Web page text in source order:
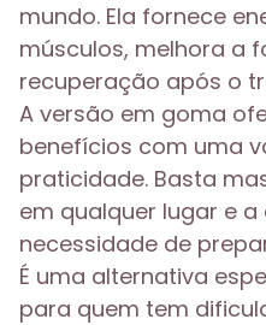
mundo. Ela fornece
músculos, melhora a
recuperação após o
A versão em goma
benefícios com uma
praticidade. Basta
em qualquer lugar e
necessidade de
É uma alternativa
para quem tem